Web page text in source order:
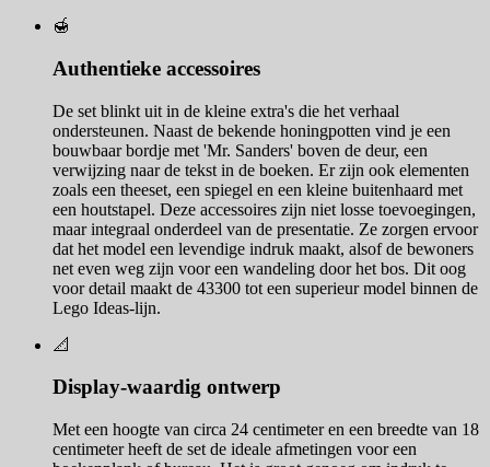
🍯
Authentieke accessoires
De set blinkt uit in de kleine extra's die het verhaal
ondersteunen. Naast de bekende honingpotten vind je een
bouwbaar bordje met 'Mr. Sanders' boven de deur, een
verwijzing naar de tekst in de boeken. Er zijn ook elementen
zoals een theeset, een spiegel en een kleine buitenhaard met
een houtstapel. Deze accessoires zijn niet losse toevoegingen,
maar integraal onderdeel van de presentatie. Ze zorgen ervoor
dat het model een levendige indruk maakt, alsof de bewoners
net even weg zijn voor een wandeling door het bos. Dit oog
voor detail maakt de 43300 tot een superieur model binnen de
Lego Ideas-lijn.
📐
Display-waardig ontwerp
Met een hoogte van circa 24 centimeter en een breedte van 18
centimeter heeft de set de ideale afmetingen voor een